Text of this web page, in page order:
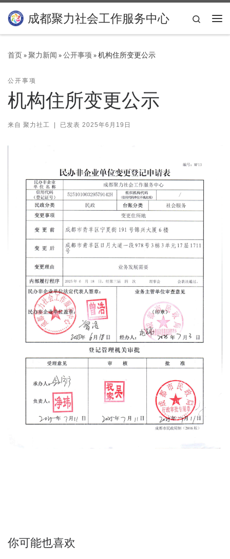
Skip to content
成都聚力社会工作服务中心
Search
首页»聚力新闻 »公开事项 »机构住所变更公示
公开事项
机构住所变更公示
来自 聚力社工 | 已发表 2025年6月19日
你可能也喜欢